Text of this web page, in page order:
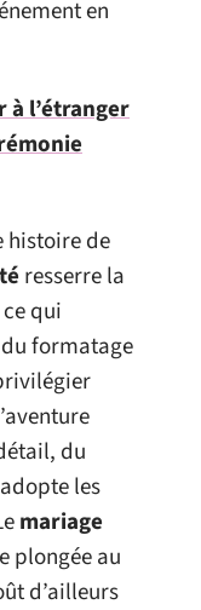
en
à l’étranger
histoire de
resserre la
qui
formatage
du
les
mariage
plongée au
d’ailleurs